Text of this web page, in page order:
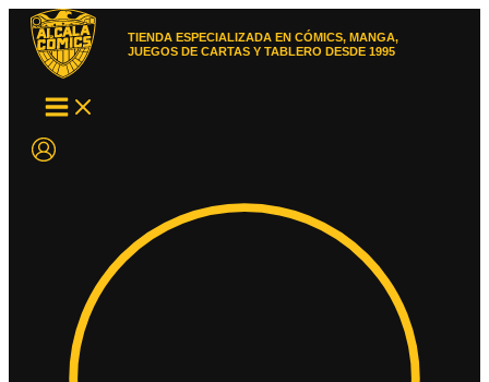
contenido
TIENDA ESPECIALIZADA EN CÓMICS, MANGA,
JUEGOS DE CARTAS Y TABLERO DESDE 1995